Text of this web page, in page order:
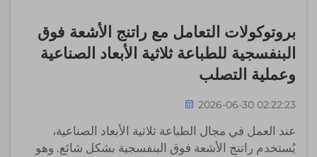
بروتوكولات التعامل مع راتنج الأشعة فوق
البنفسجية للطباعة ثلاثية الأبعاد الصناعية
وعملية التصلب
2026-06-30 02:22:23
عند العمل في مجال الطباعة ثلاثية الأبعاد الصناعية،
يُستخدم راتنج الأشعة فوق البنفسجية بشكل شائع. وهو